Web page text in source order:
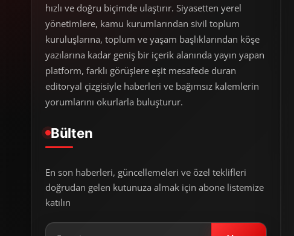
hızlı ve doğru biçimde ulaştırır. Siyasetten yerel
yönetimlere, kamu kurumlarından sivil toplum
kuruluşlarına, toplum ve yaşam başlıklarından köşe
yazılarına kadar geniş bir içerik alanında yayın yapan
platform, farklı görüşlere eşit mesafede duran
editoryal çizgisiyle haberleri ve bağımsız kalemlerin
yorumlarını okurlarla buluşturur.
Bülten
En son haberleri, güncellemeleri ve özel teklifleri
doğrudan gelen kutunuza almak için abone listemize
katılın